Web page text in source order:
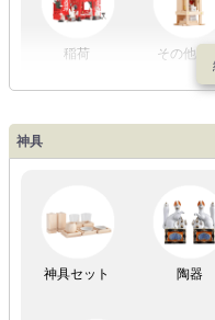
稲荷 その他の社
神具
神具セット 陶器